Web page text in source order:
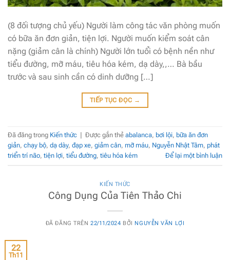
(8 đối tượng chủ yếu) Người làm công tác văn phòng muốn
có bữa ăn đơn giản, tiện lợi. Người muốn kiểm soát cân
nặng (giảm cân là chính) Người lớn tuổi có bệnh nền như
tiểu đường, mỡ máu, tiêu hóa kém, dạ dày,,… Bà bầu
trước và sau sinh cần có dinh dưỡng […]
TIẾP TỤC ĐỌC →
Đã đăng trong Kiến thức Được gắn thẻ abalanca, bơi lội, bữa ăn đơn
giản, chạy bộ, dạ dày, đạp xe, giảm cân, mỡ máu, Nguyễn Nhật Tâm, phát
triển trí não, tiện lợi, tiểu đường, tiêu hóa kém Để lại một bình luận
KIẾN THỨC
Công Dụng Của Tiên Thảo Chi
ĐÃ ĐĂNG TRÊN 22/11/2024 BỞI NGUYỄN VĂN LỢI
22
Th11